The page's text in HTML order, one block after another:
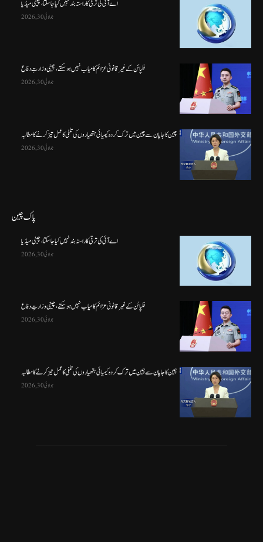
اے آئی کی ترقی کا راستہ بند نہیں کیا جا سکتا، چینی میڈیا
جولائی 30, 2026
فلپائن کے غیر قانونی عزائم کامیاب نہیں ہو سکتے ، چینی وزارتِ دفاع
جولائی 30, 2026
چین کا جاپان سے چین میں ترک کردہ کیمیائی ہتھیاروں کی تلفی کا عمل تیز کرنے کا مطالبہ
جولائی 30, 2026
پاک چین
اے آئی کی ترقی کا راستہ بند نہیں کیا جا سکتا، چینی میڈیا
جولائی 30, 2026
فلپائن کے غیر قانونی عزائم کامیاب نہیں ہو سکتے ، چینی وزارتِ دفاع
جولائی 30, 2026
چین کا جاپان سے چین میں ترک کردہ کیمیائی ہتھیاروں کی تلفی کا عمل تیز کرنے کا مطالبہ
جولائی 30, 2026